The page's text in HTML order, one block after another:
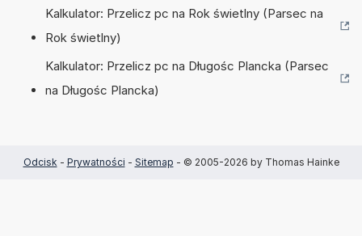
Kalkulator: Przelicz pc na Rok świetlny (Parsec na
Rok świetlny)
Kalkulator: Przelicz pc na Długośc Plancka (Parsec
na Długośc Plancka)
Odcisk - Prywatności - Sitemap - © 2005-2026 by Thomas Hainke